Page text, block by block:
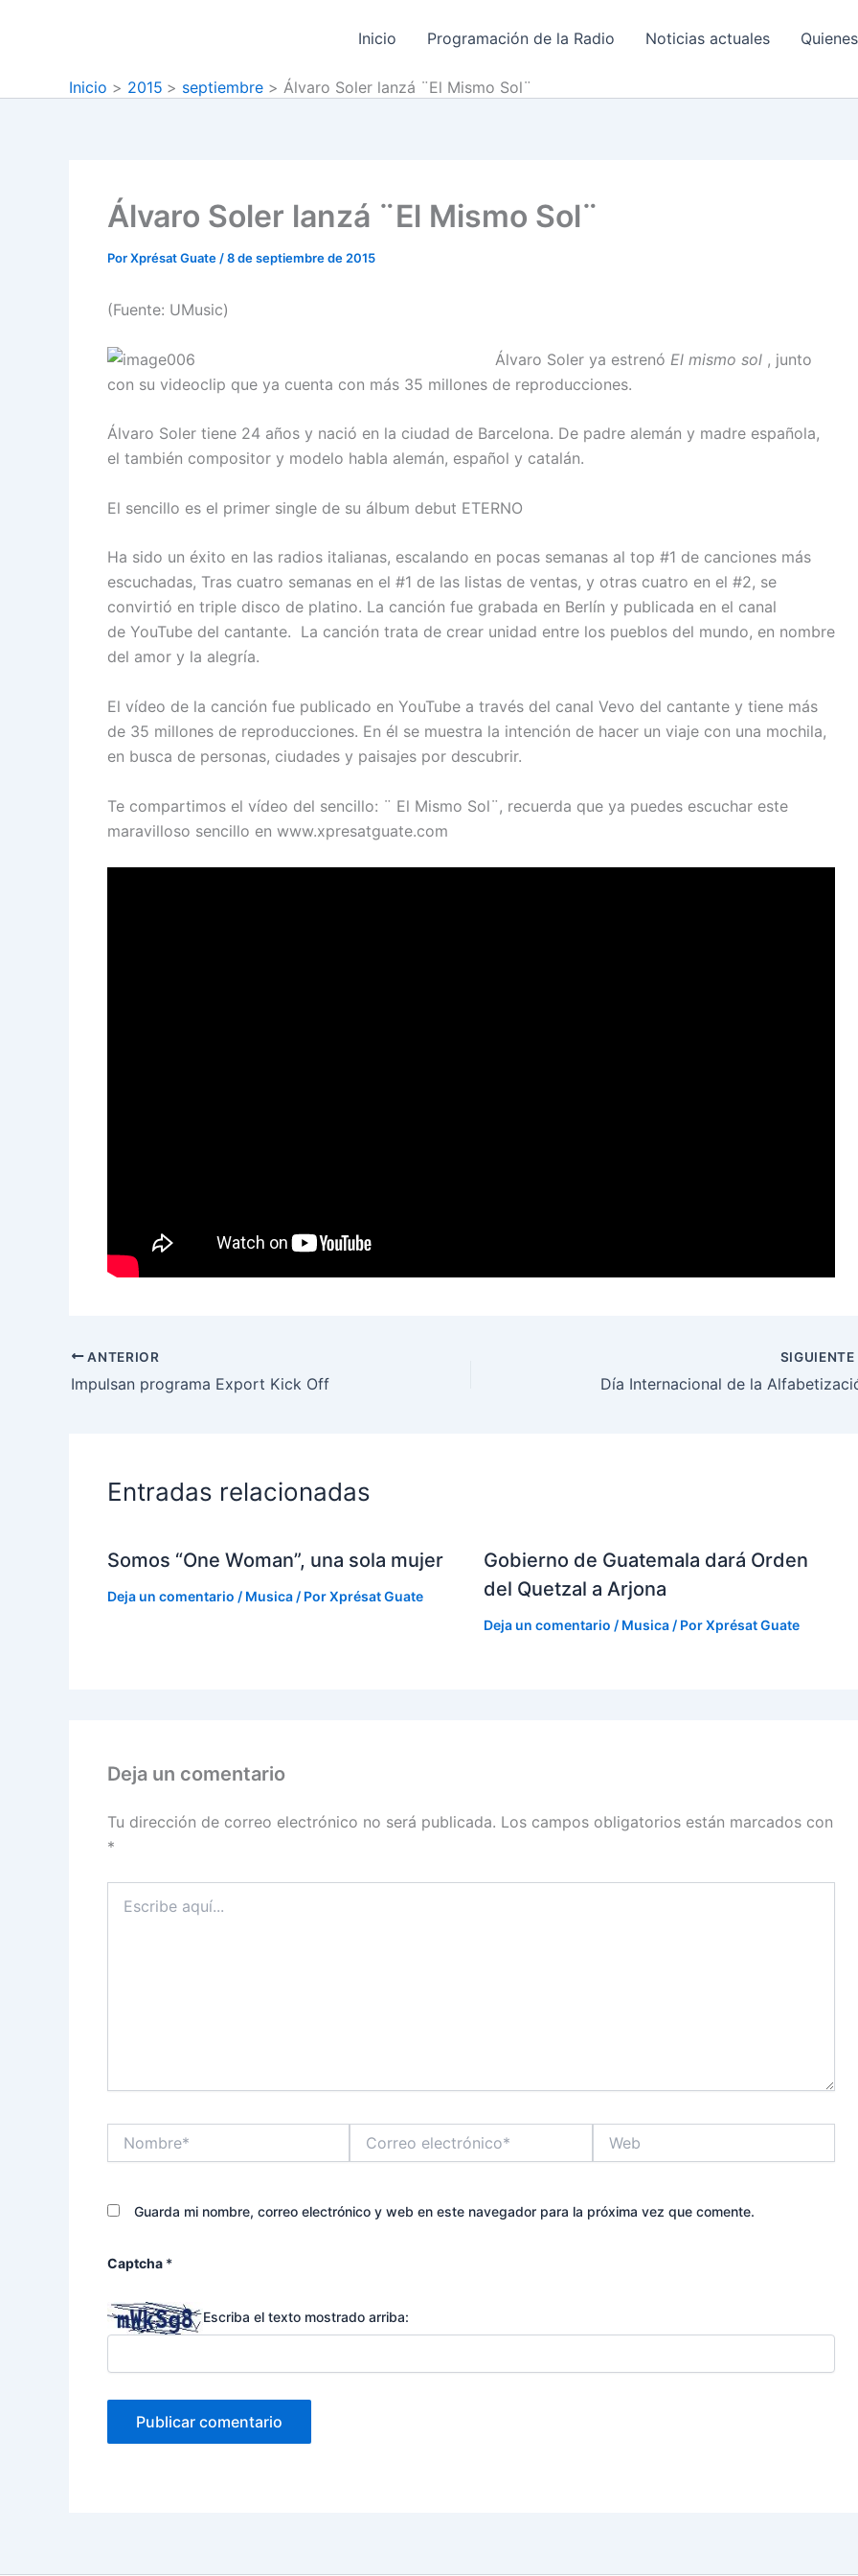
Inicio Programación de la Radio Noticias actuales
Inicio 2015 septiembre Álvaro Soler lanzá ¨El Mismo Sol¨
Álvaro Soler lanzá ¨El Mismo Sol¨
PorXprésat Guate /8 de septiembre de 2015
(Fuente: UMusic)
Álvaro Soler ya estrenó El mismo sol , junto
con su videoclip que ya cuenta con más 35 millones de reproducciones.
Álvaro Soler tiene 24 años y nació en la ciudad de Barcelona. De padre alemán y madre española,
el también compositor y modelo habla alemán, español y catalán.
El sencillo es el primer single de su álbum debut ETERNO
Ha sido un éxito en las radios italianas, escalando en pocas semanas al top #1 de canciones más
escuchadas, Tras cuatro semanas en el #1 de las listas de ventas, y otras cuatro en el #2, se
convirtió en triple disco de platino. La canción fue grabada en Berlín y publicada en el canal
de YouTube del cantante. La canción trata de crear unidad entre los pueblos del mundo, en nombre
del amor y la alegría.
El vídeo de la canción fue publicado en YouTube a través del canal Vevo del cantante y tiene más
de 35 millones de reproducciones. En él se muestra la intención de hacer un viaje con una mochila,
en busca de personas, ciudades y paisajes por descubrir.
Te compartimos el vídeo del sencillo: ¨ El Mismo Sol¨, recuerda que ya puedes escuchar este
maravilloso sencillo en www.xpresatguate.com
ANTERIOR
Impulsan programa Export Kick Off
SIGUIENTE
Día Internacional de la
Entradas relacionadas
Somos “One Woman”, una sola mujer
Deja un comentario / Musica / PorXprésat Guate
Gobierno de Guatemala dará Orden
del Quetzal a Arjona
Deja un comentario / Musica/ PorXprésat Guate
Deja un comentario
Tu dirección de correo electrónico no será publicada. Los campos obligatorios están marcados con
*
aquí...
electrónico*
Guarda mi nombre, correo electrónico y web en este navegador para la próxima vez que comente.
Captcha *
Escriba el texto mostrado arriba: